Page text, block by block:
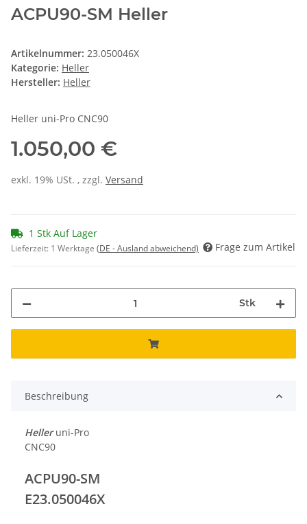
ACPU90-SM Heller
Artikelnummer: 23.050046X
Kategorie: Heller
Hersteller: Heller
Heller uni-Pro CNC90
1.050,00 €
exkl. 19% USt. , zzgl. Versand
1 Stk Auf Lager
Lieferzeit: 1 Werktage (DE - Ausland abweichend) Frage zum Artikel
Stk
Beschreibung
Helleruni-Pro
CNC90
ACPU90-SM
E23.050046X